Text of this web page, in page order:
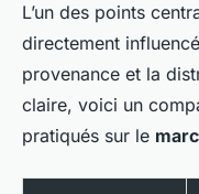
L’un des points
directement
provenance et la
claire, voici un
pratiqués sur le